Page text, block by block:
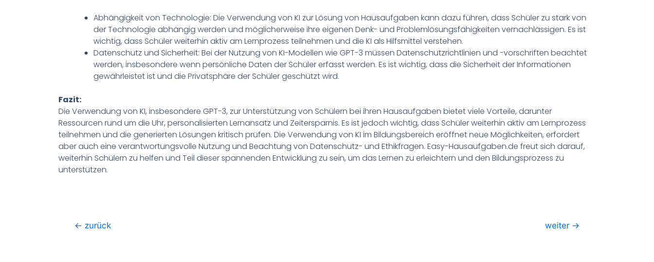
Abhängigkeit von Technologie: Die Verwendung von KI zur Lösung von Hausaufgaben kann dazu führen, dass Schüler zu stark von
der Technologie abhängig werden und möglicherweise ihre eigenen Denk- und Problemlösungsfähigkeiten vernachlässigen. Es ist
wichtig, dass Schüler weiterhin aktiv am Lernprozess teilnehmen und die KI als Hilfsmittel verstehen.
Datenschutz und Sicherheit: Bei der Nutzung von KI-Modellen wie GPT-3 müssen Datenschutzrichtlinien und -vorschriften beachtet
werden, insbesondere wenn persönliche Daten der Schüler erfasst werden. Es ist wichtig, dass die Sicherheit der Informationen
gewährleistet ist und die Privatsphäre der Schüler geschützt wird.
Fazit:
Die Verwendung von KI, insbesondere GPT-3, zur Unterstützung von Schülern bei ihren Hausaufgaben bietet viele Vorteile, darunter
Ressourcen rund um die Uhr, personalisierten Lernansatz und Zeitersparnis. Es ist jedoch wichtig, dass Schüler weiterhin aktiv am Lernprozess
teilnehmen und die generierten Lösungen kritisch prüfen. Die Verwendung von KI im Bildungsbereich eröffnet neue Möglichkeiten, erfordert
aber auch eine verantwortungsvolle Nutzung und Beachtung von Datenschutz- und Ethikfragen. Easy-Hausaufgaben.de freut sich darauf,
weiterhin Schülern zu helfen und Teil dieser spannenden Entwicklung zu sein, um das Lernen zu erleichtern und den Bildungsprozess zu
unterstützen.
← zurück weiter →